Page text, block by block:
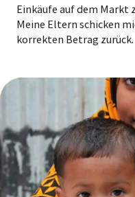
Einkäufe auf dem Markt
Meine Eltern schicken
korrekten Betrag zurück.